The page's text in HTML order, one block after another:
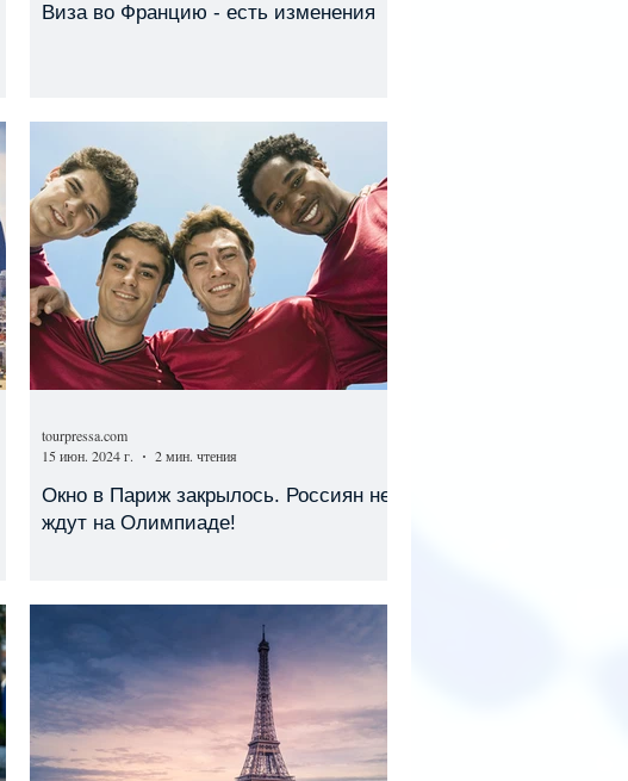
Виза во Францию - есть изменения
Окно в Париж закрылось. Россиян не
ждут на Олимпиаде!
tourpressa.com
15 июн. 2024 г.
2 мин. чтения